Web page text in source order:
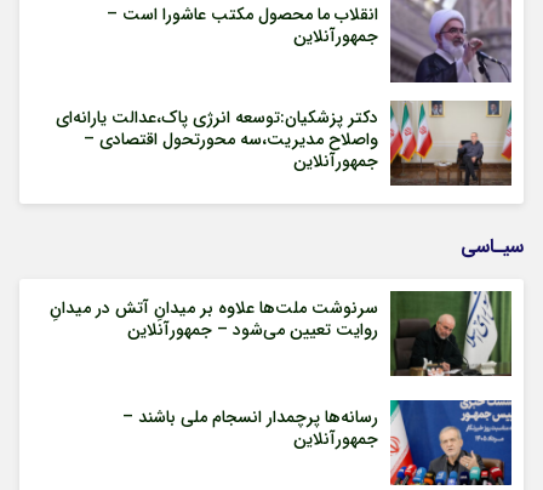
انقلاب ما محصول مکتب عاشورا است –
جمهورآنلاین
دکتر پزشکیان:توسعه انرژی پاک،عدالت یارانه‌ای
واصلاح مدیریت،سه محورتحول اقتصادی –
جمهورآنلاین
سیـاسی
سرنوشت ملت‌ها علاوه بر میدانِ آتش در میدانِ
روایت تعیین می‌شود – جمهورآنلاین
رسانه‌ها پرچمدار انسجام ملی باشند –
جمهورآنلاین